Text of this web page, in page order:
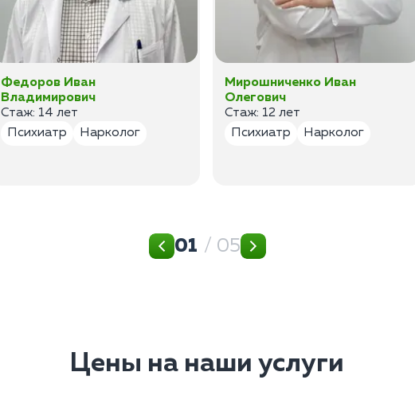
Федоров Иван
Владимирович
Стаж: 14 лет
Психиатр
Нарколог
Мирошниченко Иван
Олегович
Стаж: 12 лет
Психиатр
Нарколог
01 / 05
Цены на наши услуги